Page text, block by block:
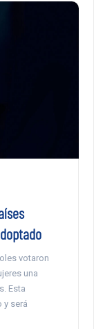
votaron
una
Esta
y será